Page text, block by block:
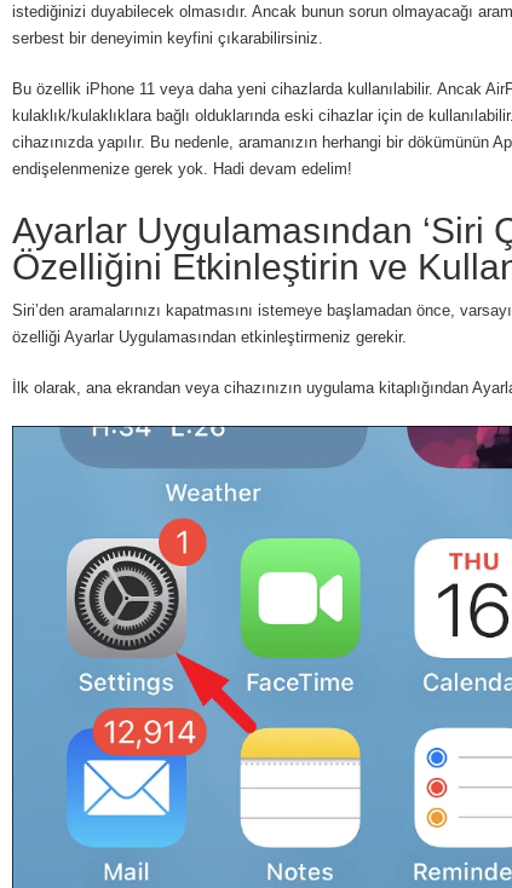
istediğinizi duyabilecek olmasıdır. Ancak bunun sorun olmayacağı
serbest bir deneyimin keyfini çıkarabilirsiniz.
Bu özellik iPhone 11 veya daha yeni cihazlarda kullanılabilir. Ancak
kulaklık/kulaklıklara bağlı olduklarında eski cihazlar için de kullanılabilir.
cihazınızda yapılır. Bu nedenle, aramanızın herhangi bir dökümünün
endişelenmenize gerek yok. Hadi devam edelim!
Ayarlar Uygulamasından ‘Siri
Özelliğini Etkinleştirin ve
Siri’den aramalarınızı kapatmasını istemeye başlamadan önce,
özelliği Ayarlar Uygulamasından etkinleştirmeniz gerekir.
İlk olarak, ana ekrandan veya cihazınızın uygulama kitaplığından